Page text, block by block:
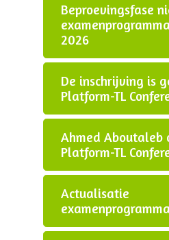
Beproevingsfase
2026
De inschrijving is
Platform-TL
Ahmed Aboutaleb
Platform-TL
Actualisatie